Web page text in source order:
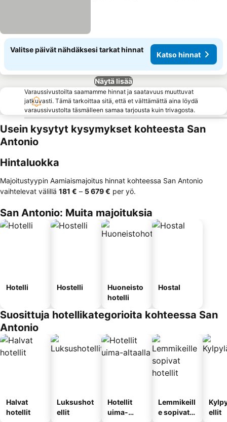
Valitse päivät nähdäksesi tarkat hinnat
Katso hinnat
Näytä lisää
Varaussivustoilta saamamme hinnat ja saatavuus muuttuvat
jatkuvasti. Tämä tarkoittaa sitä, että et välttämättä aina löydä
varaussivustolta täsmälleen samaa tarjousta kuin trivagosta.
Usein kysytyt kysymykset kohteesta San
Antonio
Hintaluokka
Majoitustyypin Aamiaismajoitus hinnat kohteessa San Antonio
vaihtelevat välillä ‎181 € – ‎5 679 € per yö.
San Antonio: Muita majoituksia
Hotelli Hostelli
Huoneisto
hotelli
Hostal
Suosittuja hotellikategorioita kohteessa San
Antonio
Halvat
hotellit
Luksushot
ellit
Hotellit
uima-
Lemmikeill
e sopivat
ellit